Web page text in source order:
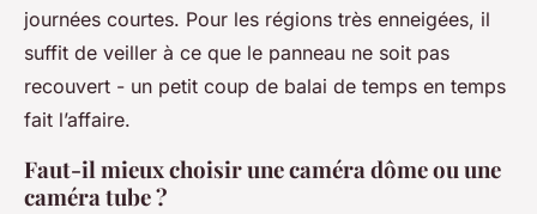
journées courtes. Pour les régions très enneigées, il
suffit de veiller à ce que le panneau ne soit pas
recouvert - un petit coup de balai de temps en temps
fait l’affaire.
Faut-il mieux choisir une caméra dôme ou une
caméra tube ?